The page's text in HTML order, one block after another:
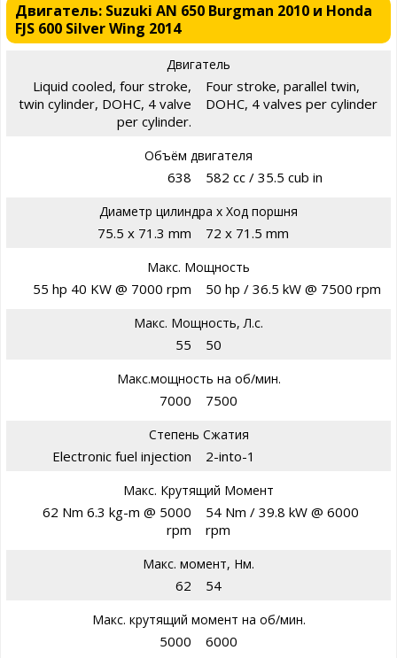
Двигатель: Suzuki AN 650 Burgman 2010 и Honda
FJS 600 Silver Wing 2014
Двигатель
Liquid cooled, four stroke,
twin cylinder, DOHC, 4 valve
per cylinder.
Four stroke, parallel twin,
DOHC, 4 valves per cylinder
Объём двигателя
638 582 cc / 35.5 cub in
Диаметр цилиндра х Ход поршня
75.5 x 71.3 mm 72 x 71.5 mm
Макс. Мощность
55 hp 40 KW @ 7000 rpm 50 hp / 36.5 kW @ 7500 rpm
Макс. Мощность, Л.с.
55 50
Макс.мощность на об/мин.
7000 7500
Степень Сжатия
Electronic fuel injection 2-into-1
Макс. Крутящий Момент
62 Nm 6.3 kg-m @ 5000
rpm
54 Nm / 39.8 kW @ 6000
rpm
Макс. момент, Нм.
62 54
Макс. крутящий момент на об/мин.
5000 6000